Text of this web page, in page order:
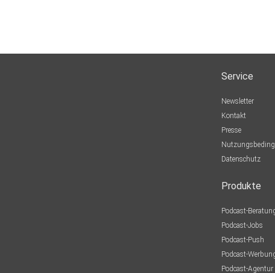
Service
Newsletter
Kontakt
Presse
Datenschutz
Produkte
Podcast-
Podcast-Jobs
Podcast-Push
Podcast-
Podcast-Agentur